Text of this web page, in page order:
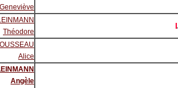
Geneviève
Théodore
Alice
Angèle